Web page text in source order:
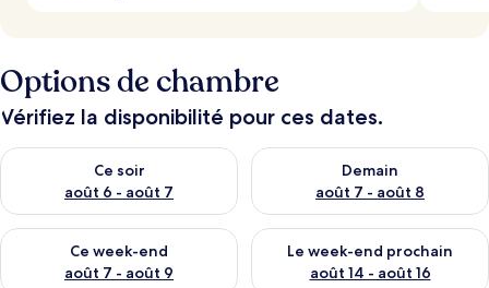
s
Options de chambre
Vérifiez la disponibilité pour ces dates.
Ce soir
août 6 - août 7
Vérifier la disponibilité pour ce soir août 6 - août 7
Demain
août 7 - août 8
Vérifier la disponibilité pour
Ce week-end
août 7 - août 9
Vérifier la disponibilité pour ce week-end août 7 - août 9
Le week-end prochain
août 14 - août 16
Vérifier la disponibilité pour